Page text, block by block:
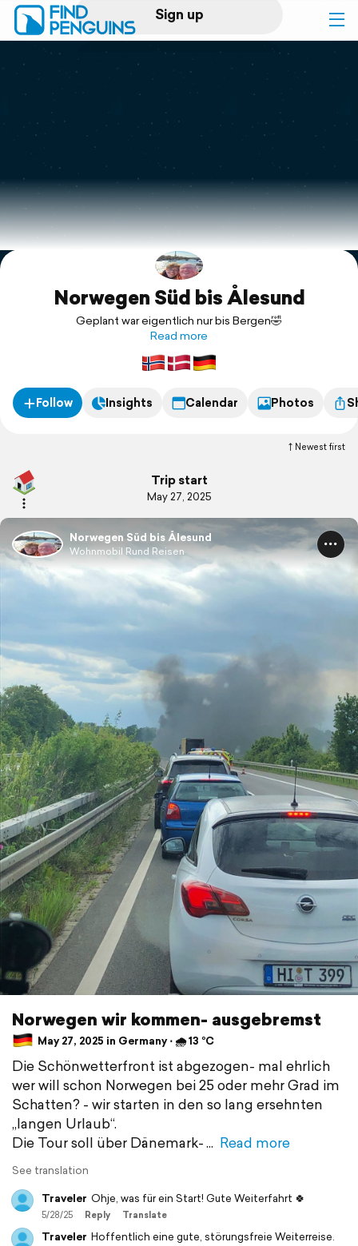
Sign up
Log in
Print a book
Flyover video
Explore
Support
Norwegen Süd bis Ålesund
Geplant war eigentlich nur bis Bergen🤣
Read more
Follow Insights Calendar Photos
Newest first
Trip start
May 27, 2025
Norwegen Süd bis Ålesund
Wohnmobil Rund Reisen
Norwegen wir kommen- ausgebremst
May 27, 2025 in Germany ⋅ 🌧 13 °C
Die Schönwetterfront ist abgezogen- mal ehrlich
wer will schon Norwegen bei 25 oder mehr Grad im
Schatten? - wir starten in den so lang ersehnten
„langen Urlaub“.
Die Tour soll über Dänemark-
Read more
See translation
Traveler Ohje, was für ein Start! Gute Weiterfahrt 🍀
5/28/25 Reply Translate
Traveler Hoffentlich eine gute, störungsfreie Weiterreise.